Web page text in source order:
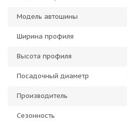
Модель автошины
Ширина профиля
Высота профиля
Посадочный диаметр
Производитель
Сезонность